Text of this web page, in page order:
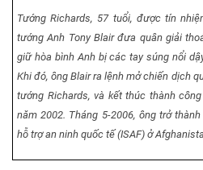
Tướng Richards, 57 tuổi, được tín
tướng Anh Tony Blair đưa quân giải
giữ hòa bình Anh bị các tay súng nổi
Khi đó, ông Blair ra lệnh mở chiến dịch
tướng Richards, và kết thúc thành
năm 2002. Tháng 5-2006, ông trở
hỗ trợ an ninh quốc tế (ISAF) ở